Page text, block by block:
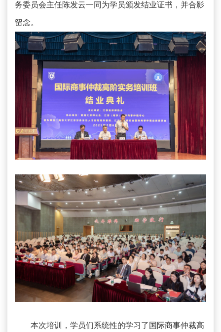
务委员会主任陈发云一同为学员颁发结业证书，并合影
留念。
本次培训，学员们系统性的学习了国际商事仲裁高